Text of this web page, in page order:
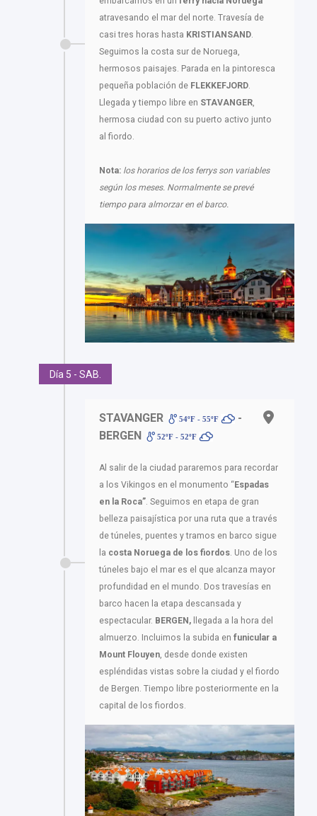
atravesando el mar del norte. Travesía de
casi tres horas hasta KRISTIANSAND
Seguimos la costa sur de Noruega,
hermosos paisajes. Parada en la pintoresca
pequeña población de FLEKKEFJORD
Llegada y tiempo libre en STAVANGER
hermosa ciudad con su puerto activo junto
al fiordo.
Nota: los horarios de los ferrys son variables
según los meses. Normalmente se prevé
tiempo para almorzar en el barco.
Día 5 - SAB.
STAVANGER 54ºF - 55ºF
-
BERGEN
52ºF - 52ºF
Al salir de la ciudad pararemos para recordar
a los Vikingos en el monumento “Espadas
en la Roca” . Seguimos en etapa de gran
belleza paisajística por una ruta que a través
de túneles, puentes y tramos en barco sigue
la costa Noruega de los fiordos . Uno de los
túneles bajo el mar es el que alcanza mayor
profundidad en el mundo. Dos travesías en
barco hacen la etapa descansada y
espectacular. BERGEN,
llegada a la hora del
almuerzo. Incluimos la subida en funicular a
Mount Flouyen , desde donde existen
espléndidas vistas sobre la ciudad y el fiordo
de Bergen. Tiempo libre posteriormente en la
capital de los fiordos.